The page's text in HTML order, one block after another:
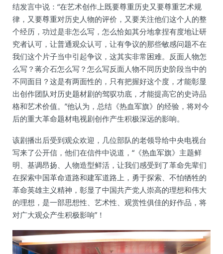
结发言中说：“在艺术创作上既要尊重历史又要尊重艺术规
律，又要尊重对历史人物的评价，又要关注他们这个人的整
个经历，功过是非怎么写，怎么恰如其分地拿捏有度地让研
究者认可，让普通观众认可，让有争议的那些敏感问题不在
我们这个片子当中引起争议，这其实非常困难。反面人物怎
么写？蒋介石怎么写？怎么写反面人物不同历史阶段当中的
不同面目？这是有两面性的，只有把握好这个度，才能彰显
出创作团队对历史题材剧的驾驭功底，才能提高它的史诗品
格和艺术价值。”他认为，总结《热血军旗》的经验，将对今
后的重大革命题材电视剧创作产生积极深远的影响。
该剧播出后受到观众欢迎，几位部队的老领导给中央电视台
写来了公开信，他们在信件中说道，“《热血军旗》主题鲜
明、基调昂扬、人物造型鲜活，让我们感受到了革命先辈们
在探索中国革命道路和建军道路上，勇于探索、不怕牺牲的
革命英雄主义精神，彰显了中国共产党人崇高的理想和伟大
的理想，是一部思想性、艺术性、观赏性俱佳的好作品，将
对广大观众产生积极影响”！